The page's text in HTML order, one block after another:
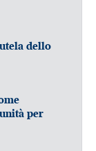
dello
per